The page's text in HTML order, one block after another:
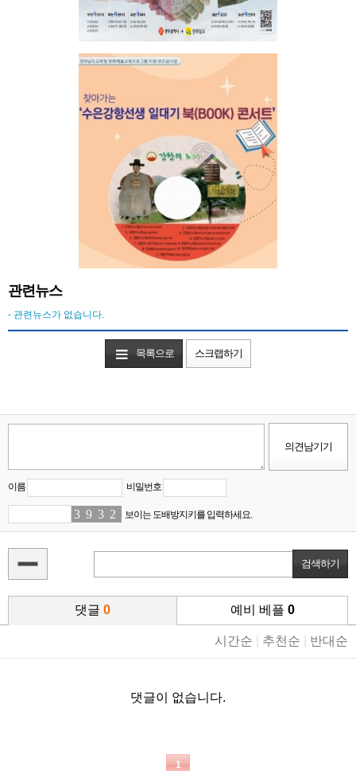
관련뉴스
- 관련뉴스가 없습니다.
목록으로 스크랩하기
이름 비밀번호
39 99 32 2 보이는 도배방지키를 입력하세요.
댓글 0 예비 베플 0
시간순 추천순 반대순
댓글이 없습니다.
1